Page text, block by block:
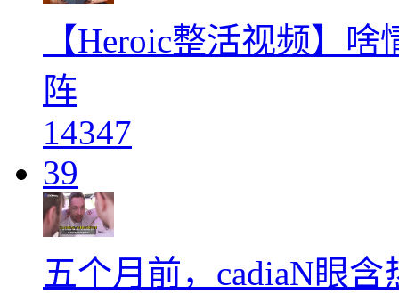
【Heroic整活视频】
阵
14347
39
五个月前，cadiaN眼